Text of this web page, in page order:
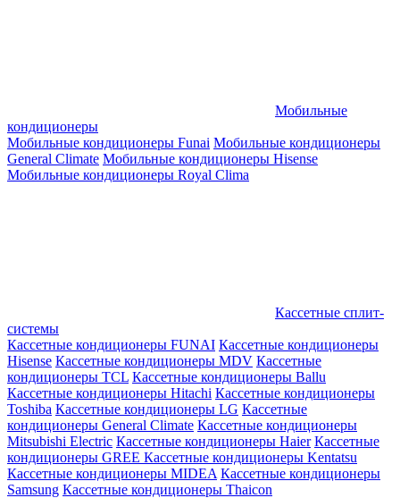
Мобильные
кондиционеры
Мобильные кондиционеры Funai Мобильные кондиционеры
General Climate Мобильные кондиционеры Hisense
Мобильные кондиционеры Royal Clima
Кассетные сплит-
системы
Кассетные кондиционеры FUNAI Кассетные кондиционеры
Hisense Кассетные кондиционеры MDV Кассетные
кондиционеры TCL Кассетные кондиционеры Ballu
Кассетные кондиционеры Hitachi Кассетные кондиционеры
Toshiba Кассетные кондиционеры LG Кассетные
кондиционеры General Climate Кассетные кондиционеры
Mitsubishi Electric Кассетные кондиционеры Haier Кассетные
кондиционеры GREE Кассетные кондиционеры Kentatsu
Кассетные кондиционеры MIDEA Кассетные кондиционеры
Samsung Кассетные кондиционеры Thaicon